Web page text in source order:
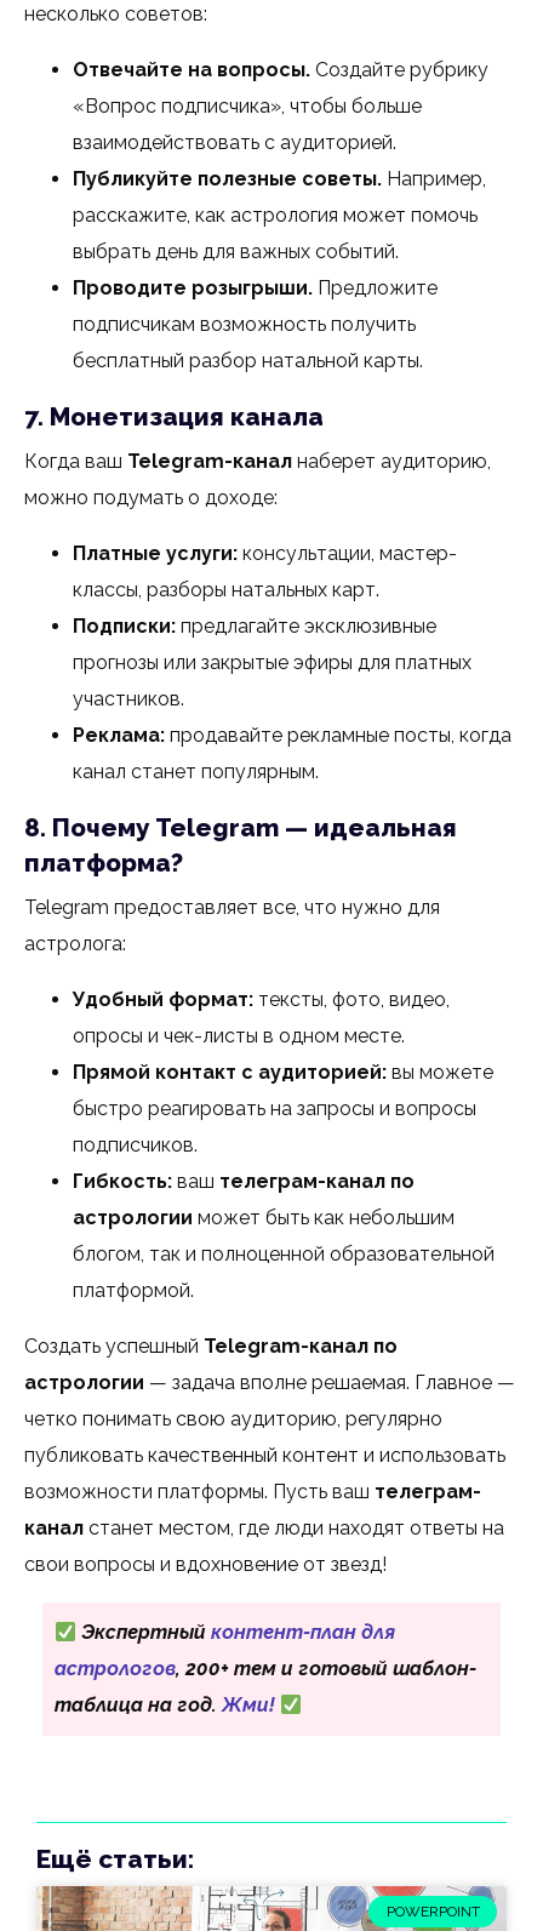
несколько советов:
Отвечайте на вопросы. Создайте рубрику
«Вопрос подписчика», чтобы больше
взаимодействовать с аудиторией.
Публикуйте полезные советы. Например,
расскажите, как астрология может помочь
выбрать день для важных событий.
Проводите розыгрыши. Предложите
подписчикам возможность получить
бесплатный разбор натальной карты.
7. Монетизация канала
Когда ваш Telegram-канал наберет аудиторию,
можно подумать о доходе:
Платные услуги: консультации, мастер-
классы, разборы натальных карт.
Подписки: предлагайте эксклюзивные
прогнозы или закрытые эфиры для платных
участников.
Реклама: продавайте рекламные посты, когда
канал станет популярным.
8. Почему Telegram — идеальная
платформа?
Telegram предоставляет все, что нужно для
астролога:
Удобный формат: тексты, фото, видео,
опросы и чек-листы в одном месте.
Прямой контакт с аудиторией: вы можете
быстро реагировать на запросы и вопросы
подписчиков.
Гибкость: ваш телеграм-канал по
астрологии может быть как небольшим
блогом, так и полноценной образовательной
платформой.
Создать успешный Telegram-канал по
астрологии — задача вполне решаемая. Главное —
четко понимать свою аудиторию, регулярно
публиковать качественный контент и использовать
возможности платформы. Пусть ваш телеграм-
канал станет местом, где люди находят ответы на
свои вопросы и вдохновение от звезд!
Экспертныйконтент-план для
астрологов, 200+ тем и готовый шаблон-
таблица на год.Жми!
Ещё статьи:
POWERPOINT